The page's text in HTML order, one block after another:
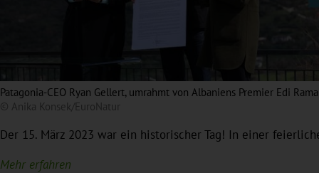
Patagonia-CEO Ryan Gellert, umrahmt von Albaniens Premier Edi
© Anika Konsek/EuroNatur
Der 15. März 2023 war ein historischer Tag! In einer
Mehr erfahren